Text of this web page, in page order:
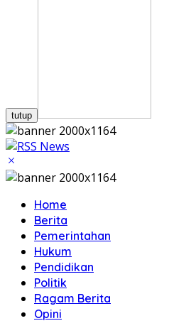
tutup
Home
Berita
Pemerintahan
Hukum
Pendidikan
Politik
Ragam Berita
Opini